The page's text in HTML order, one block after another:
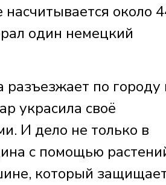
около
один немецкий
по городу
украсила своё
И дело не только в
с помощью
который